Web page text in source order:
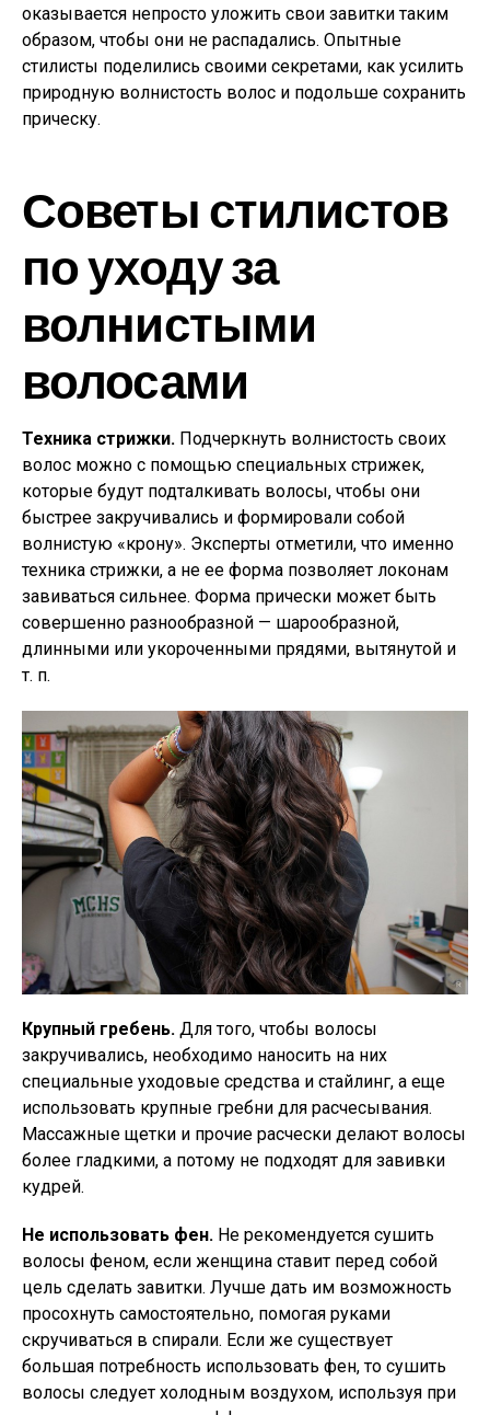
оказывается непросто уложить свои завитки таким
образом, чтобы они не распадались. Опытные
стилисты поделились своими секретами, как усилить
природную волнистость волос и подольше сохранить
прическу.
Советы стилистов
по уходу за
волнистыми
волосами
Техника стрижки. Подчеркнуть волнистость своих
волос можно с помощью специальных стрижек,
которые будут подталкивать волосы, чтобы они
быстрее закручивались и формировали собой
волнистую «крону». Эксперты отметили, что именно
техника стрижки, а не ее форма позволяет локонам
завиваться сильнее. Форма прически может быть
совершенно разнообразной — шарообразной,
длинными или укороченными прядями, вытянутой и
т. п.
Крупный гребень. Для того, чтобы волосы
закручивались, необходимо наносить на них
специальные уходовые средства и стайлинг, а еще
использовать крупные гребни для расчесывания.
Массажные щетки и прочие расчески делают волосы
более гладкими, а потому не подходят для завивки
кудрей.
Не использовать фен. Не рекомендуется сушить
волосы феном, если женщина ставит перед собой
цель сделать завитки. Лучше дать им возможность
просохнуть самостоятельно, помогая руками
скручиваться в спирали. Если же существует
большая потребность использовать фен, то сушить
волосы следует холодным воздухом, используя при